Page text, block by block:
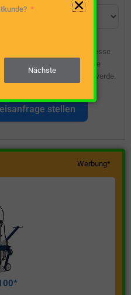
die angegebene E-Mail-Adresse
wird, damit ich über diese
Preisangebots kontaktiert werde.
stellen
Werbung*
Nächste